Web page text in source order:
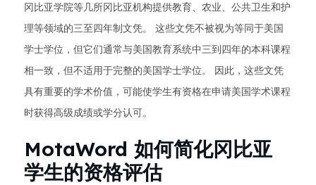
冈比亚学院等几所冈比亚机构提供教育、农业、公共卫生和护
理等领域的三至四年制文凭。 这些文凭不被视为等同于美国
学士学位，但它们通常与美国教育系统中三到四年的本科课程
相一致，但不适用于完整的美国学士学位。 因此，这些文凭
具有重要的学术价值，可能使学生有资格在申请美国学术课程
时获得高级成绩或学分认可。
MotaWord 如何简化冈比亚
学生的资格评估